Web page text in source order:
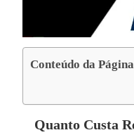
Conteúdo da
Quanto Custa